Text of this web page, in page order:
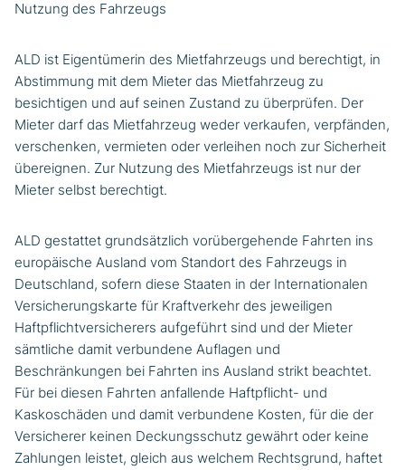
Nutzung des Fahrzeugs
ALD ist Eigentümerin des Mietfahrzeugs und berechtigt, in
Abstimmung mit dem Mieter das Mietfahrzeug zu
besichtigen und auf seinen Zustand zu überprüfen. Der
Mieter darf das Mietfahrzeug weder verkaufen, verpfänden,
verschenken, vermieten oder verleihen noch zur Sicherheit
übereignen. Zur Nutzung des Mietfahrzeugs ist nur der
Mieter selbst berechtigt.
ALD gestattet grundsätzlich vorübergehende Fahrten ins
europäische Ausland vom Standort des Fahrzeugs in
Deutschland, sofern diese Staaten in der Internationalen
Versicherungskarte für Kraftverkehr des jeweiligen
Haftpflichtversicherers aufgeführt sind und der Mieter
sämtliche damit verbundene Auflagen und
Beschränkungen bei Fahrten ins Ausland strikt beachtet.
Für bei diesen Fahrten anfallende Haftpflicht- und
Kaskoschäden und damit verbundene Kosten, für die der
Versicherer keinen Deckungsschutz gewährt oder keine
Zahlungen leistet, gleich aus welchem Rechtsgrund, haftet